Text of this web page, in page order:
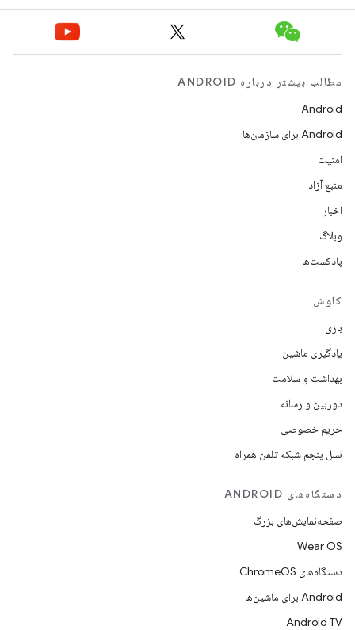
مطالب بیشتر درباره ANDROID
Android
Android برای سازمان‌ها
امنیت
منبع آزاد
اخبار
وبلاگ
پادکست‌ها
کاوش
بازی
یادگیری ماشین
بهداشت و سلامت
دوربین و رسانه
حریم خصوصی
نسل پنجم شبکه تلفن همراه
دستگاه‌های ANDROID
صفحه‌نمایش‌های بزرگ
Wear OS
دستگاه‌های ChromeOS
Android برای ماشین‌ها
Android TV